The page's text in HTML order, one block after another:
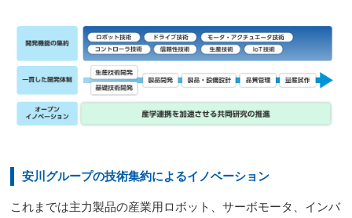
安川グループの技術集約によるイノベーション
これまでは主力製品の産業用ロボット、サーボモータ、インバ